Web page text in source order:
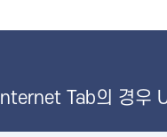
Internet Tab의 경우